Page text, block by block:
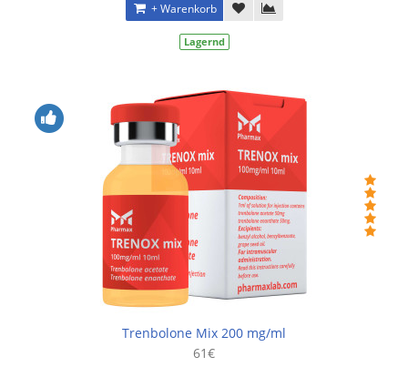
+ Warenkorb
Lagernd
Trenbolone Mix 200 mg/ml
61€